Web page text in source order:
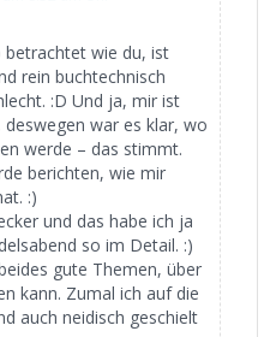
wie du, ist
rein buchtechnisch
:D Und ja, mir ist
war es klar, wo
werde – das stimmt.
berichten, wie mir
:)
und das habe ich ja
so im Detail. :)
gute Themen, über
kann. Zumal ich auf die
auch neidisch geschielt